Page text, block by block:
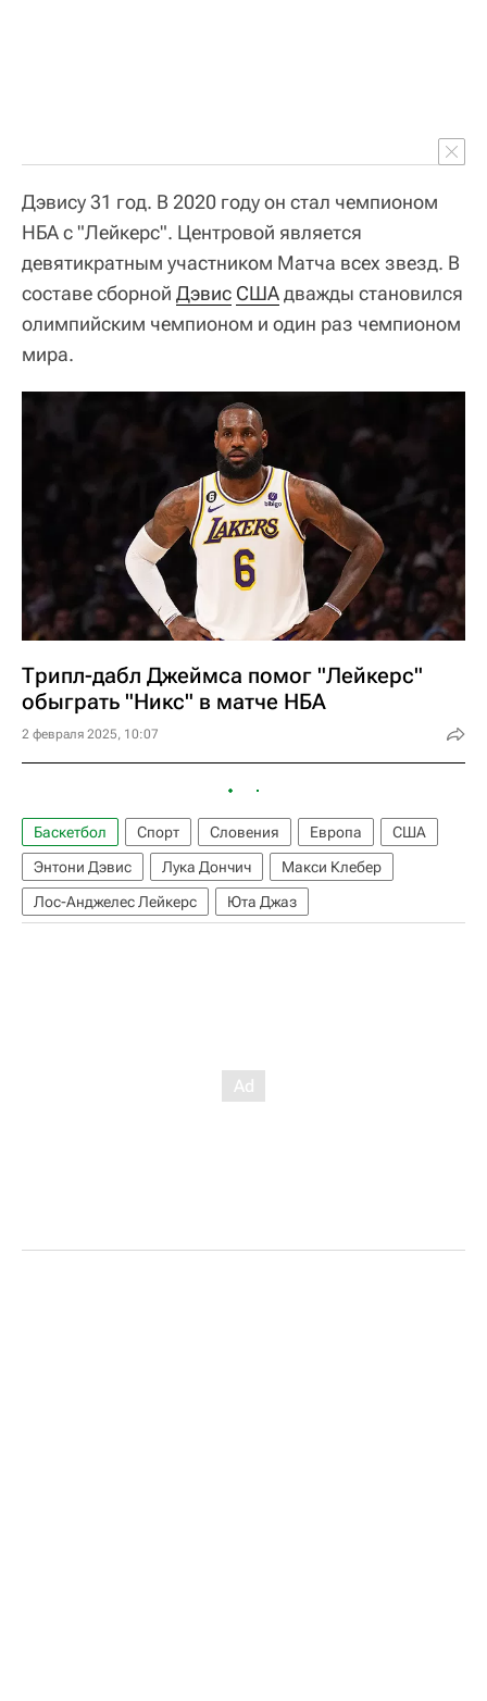
Дэвису 31 год. В 2020 году он стал чемпионом
НБА с "Лейкерс". Центровой является
девятикратным участником Матча всех звезд. В
составе сборной Дэвис СШАдважды становился
олимпийским чемпионом и один раз чемпионом
мира.
Трипл-дабл Джеймса помог "Лейкерс"
обыграть "Никс" в матче НБА
2 февраля 2025, 10:07
Баскетбол Спорт Словения Европа
США
Энтони Дэвис
Лука Дончич
Макси Клебер
Лос-Анджелес Лейкерс
Юта Джаз